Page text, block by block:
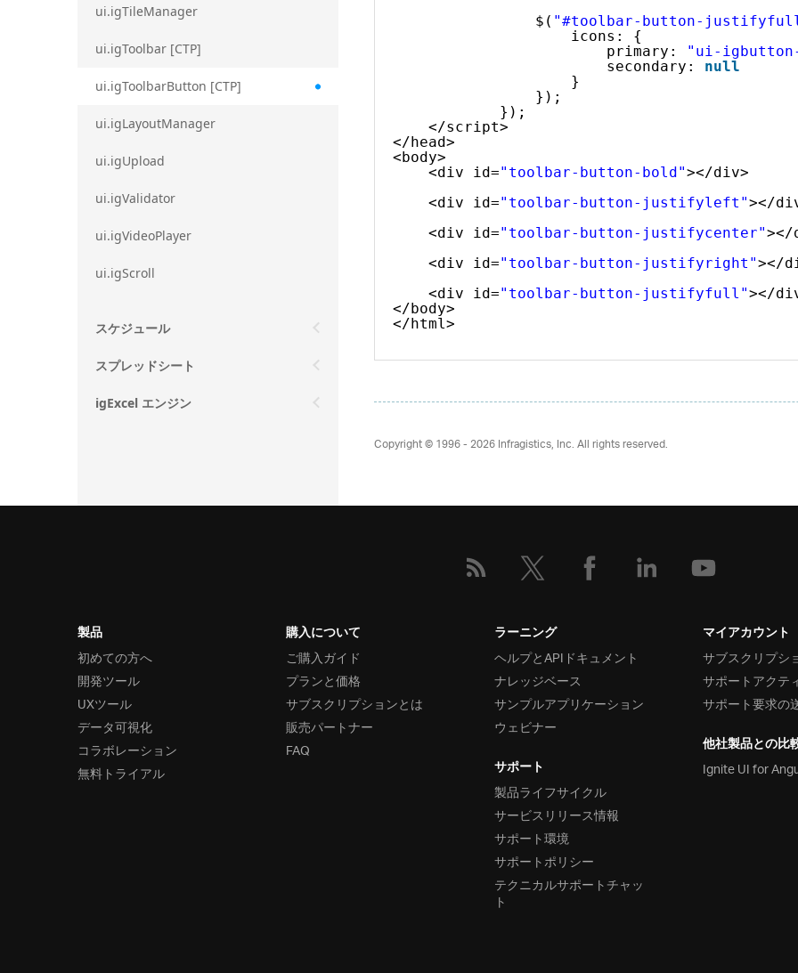
ui.igTileManager
ui.igToolbar [CTP]
ui.igToolbarButton [CTP]
ui.igLayoutManager
ui.igUpload
ui.igValidator
ui.igVideoPlayer
ui.igScroll
スケジュール
スプレッドシート
igExcel エンジン
$( "#toolbar-button-
icons: {
primary:
"ui-
secondary: null
}
});
});
</script>
</head>
<body>
<div id="toolbar-button-bold"></div>
<div id="toolbar-button-justifyleft"></
<div id="toolbar-button-justifycenter"></
<div id="toolbar-button-justifyright"></
<div id="toolbar-button-justifyfull"></
</body>
</html>
Copyright © 1996 - 2026Infragistics, Inc. All rights reserved.
製品
初めての方へ
開発ツール
UXツール
データ可視化
コラボレーション
無料トライアル
購入について
ご購入ガイド
プランと価格
サブスクリプションとは
販売パートナー
FAQ
ラーニング
ヘルプとAPIドキュメント
ナレッジベース
サンプルアプリケーション
ウェビナー
サポート
製品ライフサイクル
サービスリリース情報
サポート環境
サポートポリシー
テクニカルサポートチャッ
ト
マイアカウント
サブスクリプシ
サポートアクテ
サポート要求の
他社製品との比
Ignite UI for